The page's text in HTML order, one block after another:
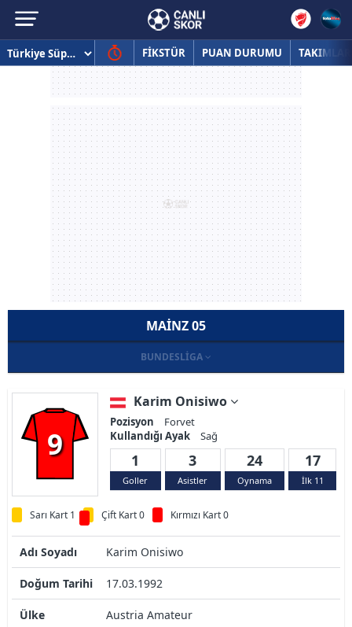
FİKSTÜR PUAN DURUMU TAKIMLAR
MAINZ 05
BUNDESLIGA
9
Karim Onisiwo
Pozisyon
Forvet
Kullandığı Ayak
Sağ
1
Goller
3
Asistler
24
Oynama
17
İlk 11
Sarı Kart 1 Çift Kart 0 Kırmızı Kart 0
Adı Soyadı Karim Onisiwo
Doğum Tarihi 17.03.1992
Ülke Austria Amateur